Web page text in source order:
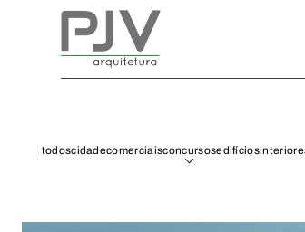
todoscidadecomerciaisconcursosedifícios